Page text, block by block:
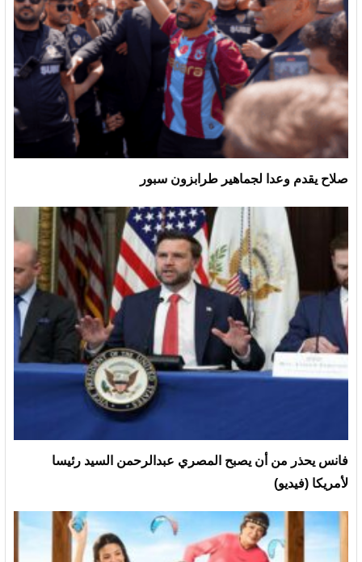
صلاح يقدم وعدا لجماهير طرابزون سبور
فانس يحذر من أن يصبح المصري عبدالرحمن السيد رئيسا
لأمريكا (فيديو)